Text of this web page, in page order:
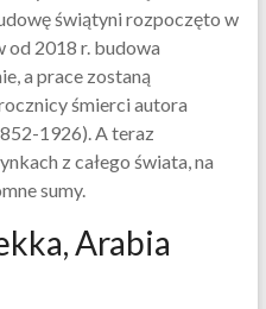
świątyni rozpoczęto w
od 2018 r. budowa
a prace zostaną
śmierci autora
1926). A teraz
z całego świata, na
sumy.
Arabia